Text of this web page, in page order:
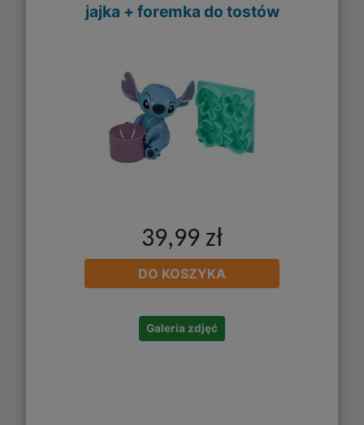
jajka + foremka do tostów
39,99 zł
DO KOSZYKA
Galeria zdjęć